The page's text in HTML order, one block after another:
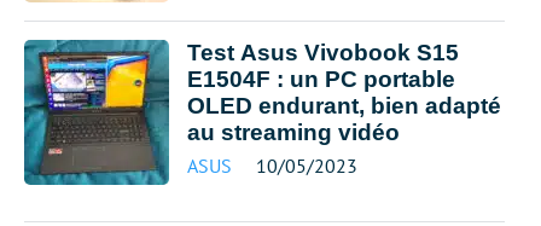
Test Asus Vivobook S15
E1504F : un PC portable
OLED endurant, bien adapté
au streaming vidéo
ASUS 10/05/2023